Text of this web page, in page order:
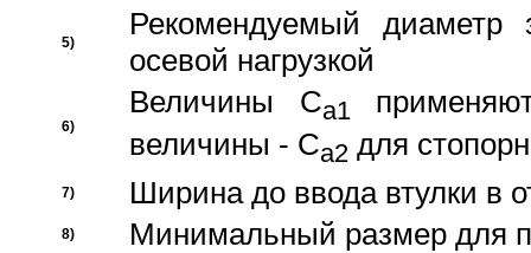
5)
Рекомендуемый диаметр
осевой нагрузкой
6)
Величины Ca1
величины - Ca2 для
7) Ширина до ввода втулки в
8) Минимальный размер для